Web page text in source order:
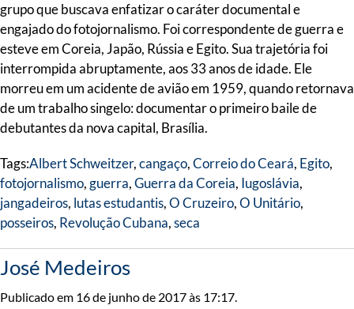
grupo que buscava enfatizar o caráter documental e
engajado do fotojornalismo. Foi correspondente de guerra e
esteve em Coreia, Japão, Rússia e Egito. Sua trajetória foi
interrompida abruptamente, aos 33 anos de idade. Ele
morreu em um acidente de avião em 1959, quando retornava
de um trabalho singelo: documentar o primeiro baile de
debutantes da nova capital, Brasília.
Tags:Albert Schweitzer,cangaço,Correio do Ceará, Egito,
fotojornalismo, guerra,Guerra da Coreia, Iugoslávia,
jangadeiros, lutas estudantis,O Cruzeiro,O Unitário,
posseiros, Revolução Cubana,seca
José Medeiros
Publicado em 16 de junho de 2017 às 17:17.